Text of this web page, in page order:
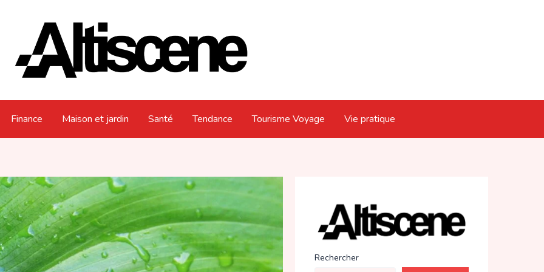
Finance Maison et jardin Santé Tendance Tourisme Voyage Vie pratique
Rechercher